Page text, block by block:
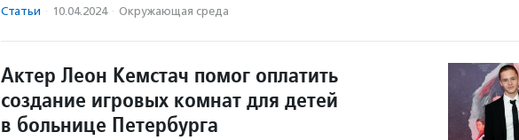
Статьи · 10.04.2024 · Окружающая среда
Актер Леон Кемстач помог оплатить
создание игровых комнат для детей
в больнице Петербурга